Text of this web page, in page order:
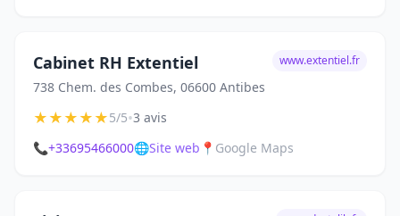
Cabinet RH Extentiel
738 Chem. des Combes, 06600 Antibes
www.extentiel.fr
★★★★★5/5•3 avis
📞+33695466000🌐Site web 📍 Google Maps